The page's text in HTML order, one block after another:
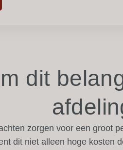
dit
zorgen voor een groot
dit niet alleen hoge kosten